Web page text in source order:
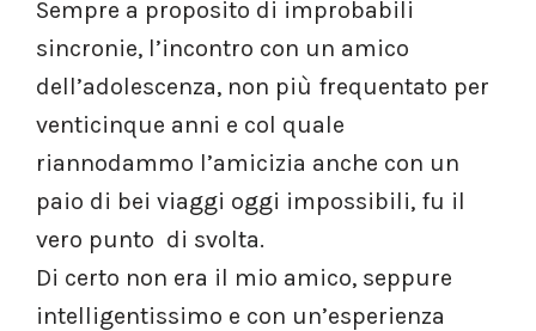
Sempre a proposito di improbabili
sincronie, l’incontro con un amico
dell’adolescenza, non più frequentato per
venticinque anni e col quale
riannodammo l’amicizia anche con un
paio di bei viaggi oggi impossibili, fu il
vero punto di svolta.
Di certo non era il mio amico, seppure
intelligentissimo e con un’esperienza